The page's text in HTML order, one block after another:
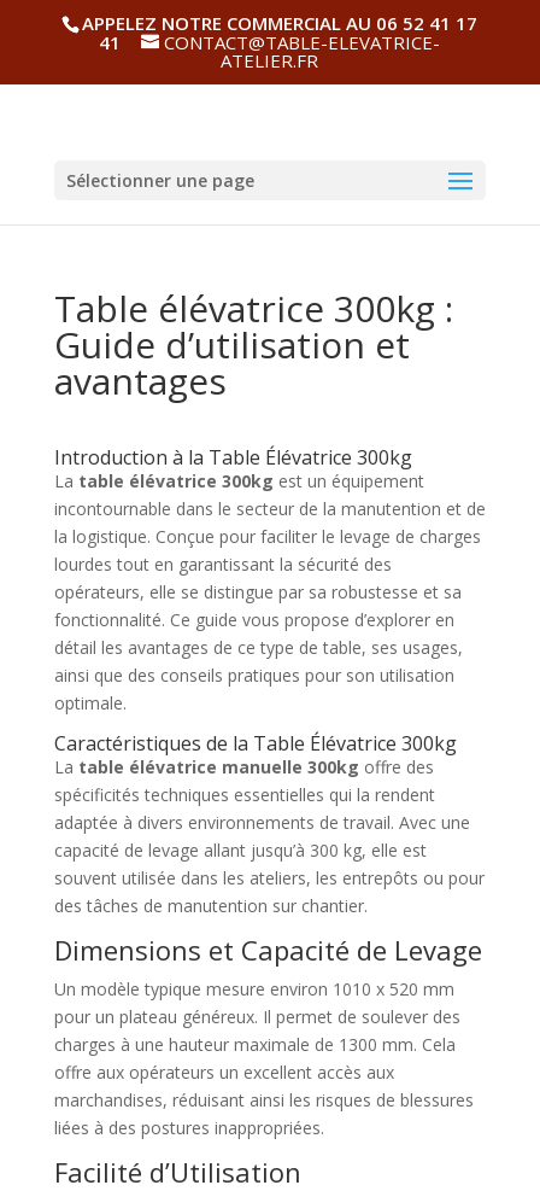
APPELEZ NOTRE COMMERCIAL AU 06 52 41 17
41
CONTACT@TABLE-ELEVATRICE-
ATELIER.FR
Sélectionner une page
Table élévatrice 300kg :
Guide d’utilisation et
avantages
Introduction à la Table Élévatrice 300kg
La table élévatrice 300kg est un équipement
incontournable dans le secteur de la manutention et de
la logistique. Conçue pour faciliter le levage de charges
lourdes tout en garantissant la sécurité des
opérateurs, elle se distingue par sa robustesse et sa
fonctionnalité. Ce guide vous propose d’explorer en
détail les avantages de ce type de table, ses usages,
ainsi que des conseils pratiques pour son utilisation
optimale.
Caractéristiques de la Table Élévatrice 300kg
La table élévatrice manuelle 300kg offre des
spécificités techniques essentielles qui la rendent
adaptée à divers environnements de travail. Avec une
capacité de levage allant jusqu’à 300 kg, elle est
souvent utilisée dans les ateliers, les entrepôts ou pour
des tâches de manutention sur chantier.
Dimensions et Capacité de Levage
Un modèle typique mesure environ 1010 x 520 mm
pour un plateau généreux. Il permet de soulever des
charges à une hauteur maximale de 1300 mm. Cela
offre aux opérateurs un excellent accès aux
marchandises, réduisant ainsi les risques de blessures
liées à des postures inappropriées.
Facilité d’Utilisation